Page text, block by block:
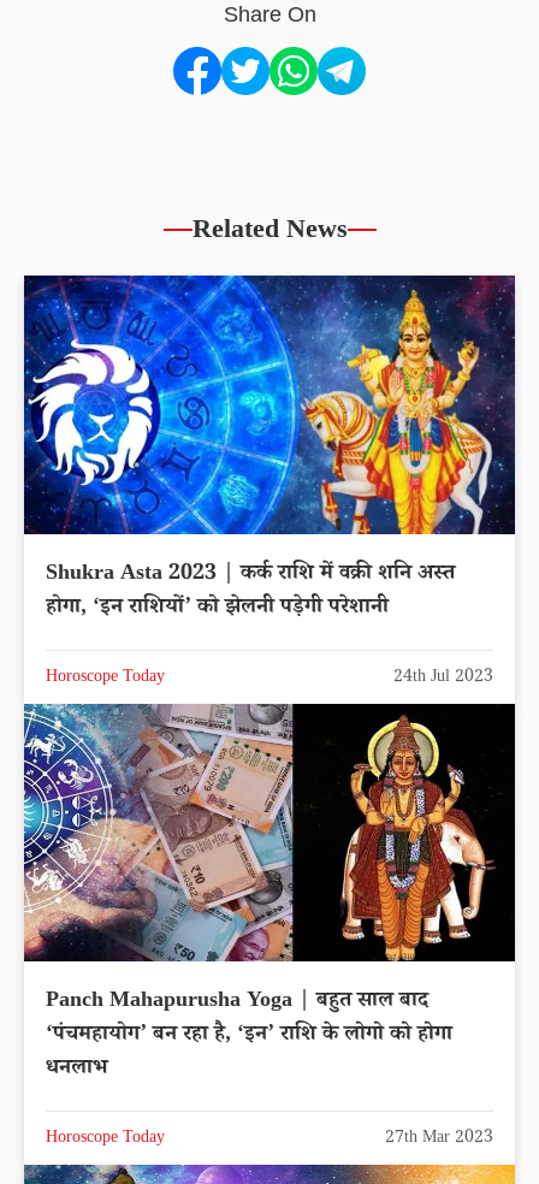
Share On
Related News
Shukra Asta 2023 | कर्क राशि में वक्री शनि अस्त
होगा, ‘इन राशियों’ को झेलनी पड़ेगी परेशानी
Horoscope Today 24th Jul 2023
Panch Mahapurusha Yoga | बहुत साल बाद
‘पंचमहायोग’ बन रहा है, ‘इन’ राशि के लोगो को होगा
धनलाभ
Horoscope Today 27th Mar 2023